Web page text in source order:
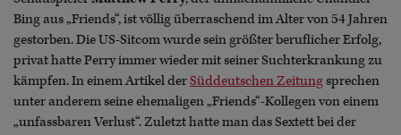
Bing aus „Friends“, ist völlig überraschend im Alter von 54 Jahren
gestorben. Die US-Sitcom wurde sein größter beruflicher Erfolg,
privat hatte Perry immer wieder mit seiner Suchterkrankung zu
kämpfen. In einem Artikel derSüddeutschen Zeitungsprechen
unter anderem seine ehemaligen „Friends“-Kollegen von einem
„unfassbaren Verlust“. Zuletzt hatte man das Sextett bei der